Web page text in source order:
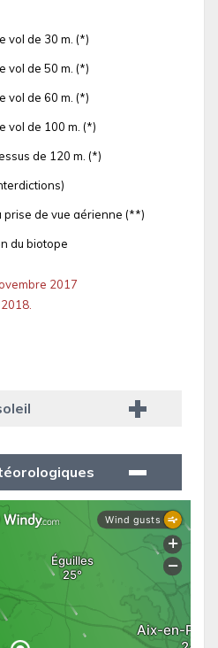
vol de 30 m. (*)
vol de 50 m. (*)
vol de 60 m. (*)
vol de 100 m. (*)
de 120 m. (*)
prise de vue aérienne (**)
du biotope
2017